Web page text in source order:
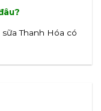
Thanh Hóa có